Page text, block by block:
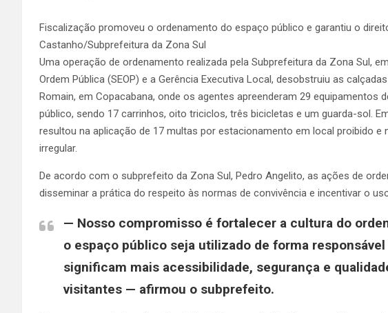
Fiscalização promoveu o ordenamento do espaço público e garantiu o
Castanho/Subprefeitura da Zona Sul
Uma operação de ordenamento realizada pela Subprefeitura da Zona Sul,
Ordem Pública (SEOP) e a Gerência Executiva Local, desobstruiu as
Romain, em Copacabana, onde os agentes apreenderam 29 equipamentos
público, sendo 17 carrinhos, oito triciclos, três bicicletas e um guarda-sol.
resultou na aplicação de 17 multas por estacionamento em local proibido
irregular.
De acordo com o subprefeito da Zona Sul, Pedro Angelito, as ações de
disseminar a prática do respeito às normas de convivência e incentivar o
— Nosso compromisso é fortalecer a cultura do
o espaço público seja utilizado de forma
significam mais acessibilidade, segurança e
visitantes — afirmou o subprefeito.